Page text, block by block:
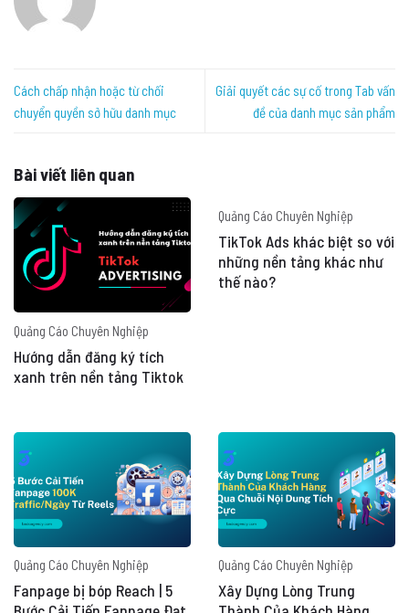
Cách chấp nhận hoặc từ chối
chuyển quyền sở hữu danh mục
Giải quyết các sự cố trong Tab vấn
đề của danh mục sản phẩm
Bài viết liên quan
Quảng Cáo Chuyên Nghiệp
Hướng dẫn đăng ký tích
xanh trên nền tảng Tiktok
Quảng Cáo Chuyên Nghiệp
TikTok Ads khác biệt so với
những nền tảng khác như
thế nào?
Quảng Cáo Chuyên Nghiệp
Fanpage bị bóp Reach | 5
Quảng Cáo Chuyên Nghiệp
Xây Dựng Lòng Trung